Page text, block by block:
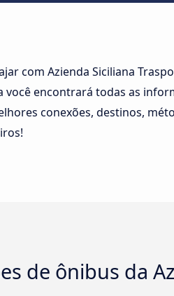
com Azienda Siciliana
você encontrará todas as
conexões, destinos,
de ônibus da